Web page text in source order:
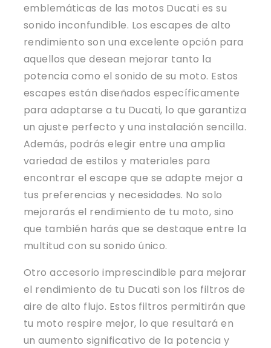
emblemáticas de las motos Ducati es su
sonido inconfundible. Los escapes de alto
rendimiento son una excelente opción para
aquellos que desean mejorar tanto la
potencia como el sonido de su moto. Estos
escapes están diseñados específicamente
para adaptarse a tu Ducati, lo que garantiza
un ajuste perfecto y una instalación sencilla.
Además, podrás elegir entre una amplia
variedad de estilos y materiales para
encontrar el escape que se adapte mejor a
tus preferencias y necesidades. No solo
mejorarás el rendimiento de tu moto, sino
que también harás que se destaque entre la
multitud con su sonido único.
Otro accesorio imprescindible para mejorar
el rendimiento de tu Ducati son los filtros de
aire de alto flujo. Estos filtros permitirán que
tu moto respire mejor, lo que resultará en
un aumento significativo de la potencia y